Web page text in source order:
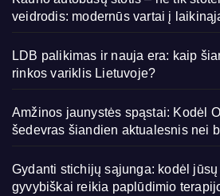
veidrodis: modernūs vartai į
LDB palikimas ir nauja era: kaip
rinkos variklis Lietuvoje?
Amžinos jaunystės spąstai: Kodėl
šedevras šiandien aktualesnis nei
Gydanti stichijų sąjunga: kodėl
gyvybiškai reikia paplūdimio